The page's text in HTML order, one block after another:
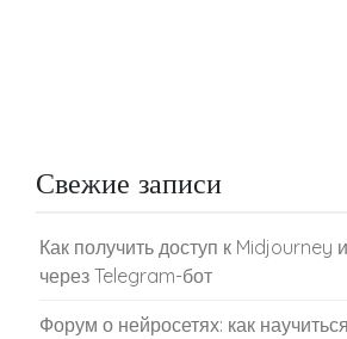
Свежие записи
Как получить доступ к Midjourney
через Telegram-бот
Форум о нейросетях: как